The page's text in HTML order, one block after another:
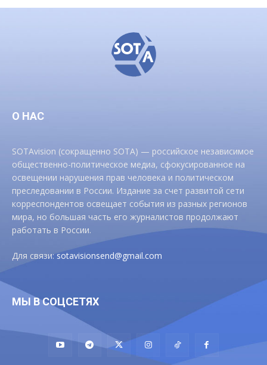
О НАС
SOTAvision (сокращенно SOTA) — российское независимое
общественно-политическое медиа, сфокусированное на
освещении нарушения прав человека и политическом
преследовании в России. Издание за счет развитой сети
корреспондентов освещает события из разных регионов
мира, но большая часть его журналистов продолжают
работать в России.
Для связи:sotavisionsend@gmail.com
МЫ В СОЦСЕТЯХ